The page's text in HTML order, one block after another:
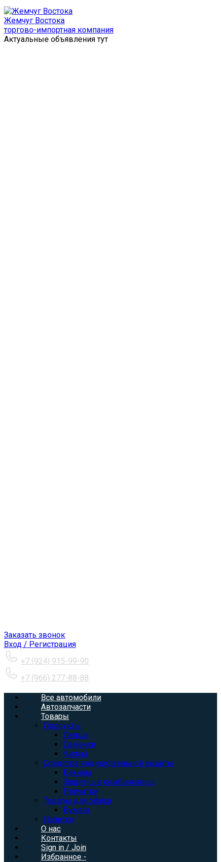
Перейти
к
содержимому
Жемчуг Востока
торгово-импортная компания
Актуальные объявления тут
Заказать звонок
Вход / Регистрация
+7 (924) 915-99-90
+7 (966) 277-88-88
Все автомобили
Автозапчасти
Товары
Продукты
Лапша
Семечки
Чипсы
Средства индивидуальной защиты
Бахилы
Защитные комбинезоны
Перчатки
Товары для офиса
Бумага
Напитки
О нас
Контакты
Sign in / Join
Избранное -